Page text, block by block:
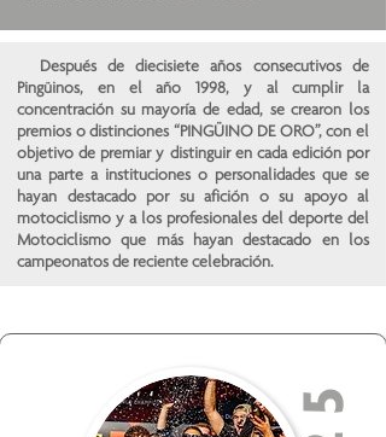
Después de diecisiete años consecutivos de
Pingüinos, en el año 1998, y al cumplir la
concentración su mayoría de edad, se crearon los
premios o distinciones “PINGÜINO DE ORO”, con el
objetivo de premiar y distinguir en cada edición por
una parte a instituciones o personalidades que se
hayan destacado por su afición o su apoyo al
motociclismo y a los profesionales del deporte del
Motociclismo que más hayan destacado en los
campeonatos de reciente celebración.